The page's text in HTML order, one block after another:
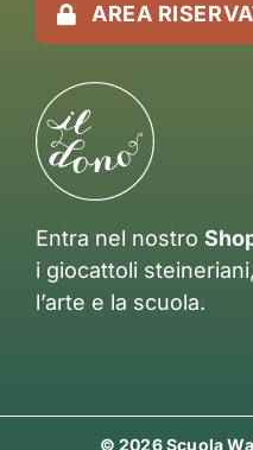
AREA
Entra nel nostro
i giocattoli
l’arte e la scuola.
© 2026 Scuola